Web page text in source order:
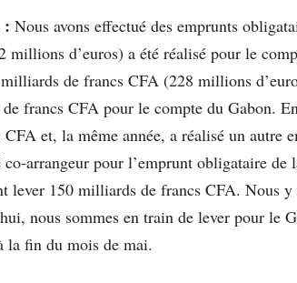
: Nous avons effectué des emprunts
millions d’euros) a été réalisé pour le
de francs CFA (228 millions
francs CFA pour le compte du Gabon.
CFA et, la même année, a réalisé un
co-arrangeur pour l’emprunt obligataire
lever 150 milliards de francs CFA. Nous
nous sommes en train de lever pour le
la fin du mois de mai.